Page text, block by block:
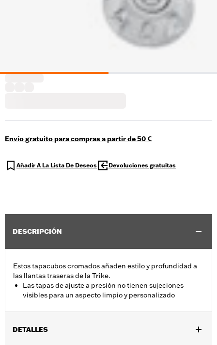
Envío gratuito para compras a partir de 50 €
Añadir A La Lista De Deseos Devoluciones gratuitas
DESCRIPCIÓN
Estos tapacubos cromados añaden estilo y profundidad a
las llantas traseras de la Trike.
Las tapas de ajuste a presión no tienen sujeciones
visibles para un aspecto limpio y personalizado
DETALLES